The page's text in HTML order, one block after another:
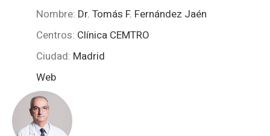
Nombre: Dr. Tomás F. Fernández Jaén
Centros: Clínica CEMTRO
Ciudad: Madrid
Web